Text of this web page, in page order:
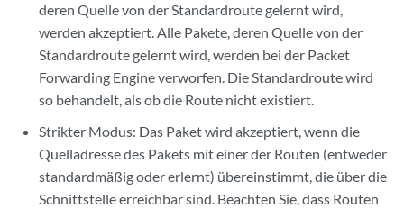
deren Quelle von der Standardroute gelernt wird,
werden akzeptiert. Alle Pakete, deren Quelle von der
Standardroute gelernt wird, werden bei der Packet
Forwarding Engine verworfen. Die Standardroute wird
so behandelt, als ob die Route nicht existiert.
Strikter Modus: Das Paket wird akzeptiert, wenn die
Quelladresse des Pakets mit einer der Routen (entweder
standardmäßig oder erlernt) übereinstimmt, die über die
Schnittstelle erreichbar sind. Beachten Sie, dass Routen